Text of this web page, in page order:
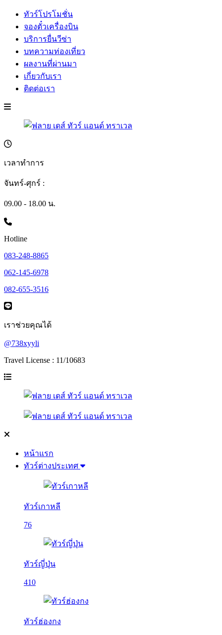
ทัวร์โปรโมชั่น
จองตั๋วเครื่องบิน
บริการยื่นวีซ่า
บทความท่องเที่ยว
ผลงานที่ผ่านมา
เกี่ยวกับเรา
ติดต่อเรา
เวลาทำการ
จันทร์-ศุกร์ :
09.00 - 18.00 น.
Hotline
083-248-8865
062-145-6978
082-655-3516
เราช่วยคุณได้
@738xyyli
Travel License : 11/10683
หน้าแรก
ทัวร์ต่างประเทศ
ทัวร์เกาหลี
76
ทัวร์ญี่ปุ่น
410
ทัวร์ฮ่องกง